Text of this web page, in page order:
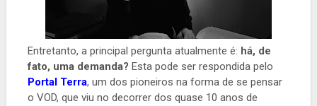
Entretanto, a principal pergunta atualmente é: há, de
fato, uma demanda? Esta pode ser respondida pelo
Portal Terra, um dos pioneiros na forma de se pensar
o VOD, que viu no decorrer dos quase 10 anos de